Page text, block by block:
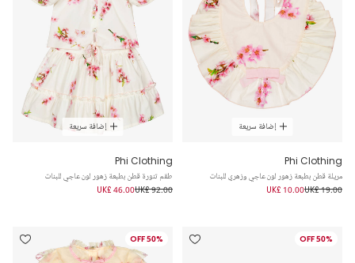
إضافة سريعة
Phi Clothing
مريلة قطن بطبعة زهور لون عاجي وزهري للبنات
UK£ 19.00
UK£ 10.00
إضافة سريعة
Phi Clothing
طقم تنورة قطن بطبعة زهور لون عاجي للبنات
UK£ 92.00
UK£ 46.00
50% OFF
50% OFF